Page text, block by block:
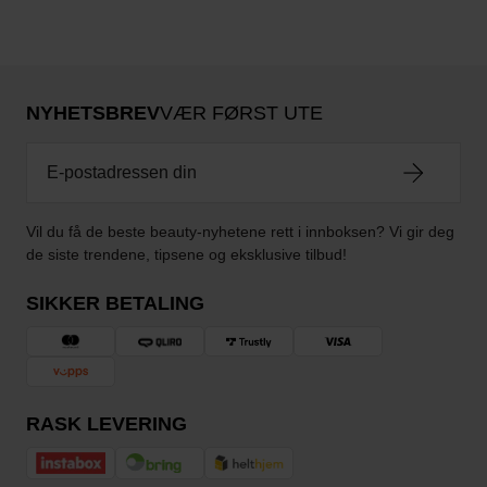
NYHETSBREVVÆR FØRST UTE
Vil du få de beste beauty-nyhetene rett i innboksen? Vi gir deg
de siste trendene, tipsene og eksklusive tilbud!
SIKKER BETALING
RASK LEVERING